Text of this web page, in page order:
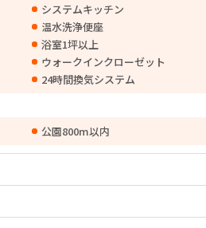
システムキッチン
温水洗浄便座
浴室1坪以上
ウォークインクローゼット
24時間換気システム
公園800m以内